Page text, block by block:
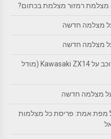
רמזור מצלמת בכתום?
מצלמה חדשה
מצלמה חדשה
מיצו רוכב על Kawasaki ZX14 (מודל
מצלמה חדשה
מפת אמת: פריסת כל מצלמות